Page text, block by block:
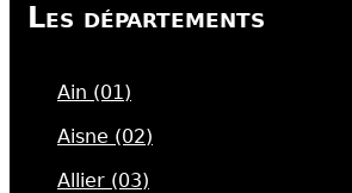
Les départements
Ain (01)
Aisne (02)
Allier (03)